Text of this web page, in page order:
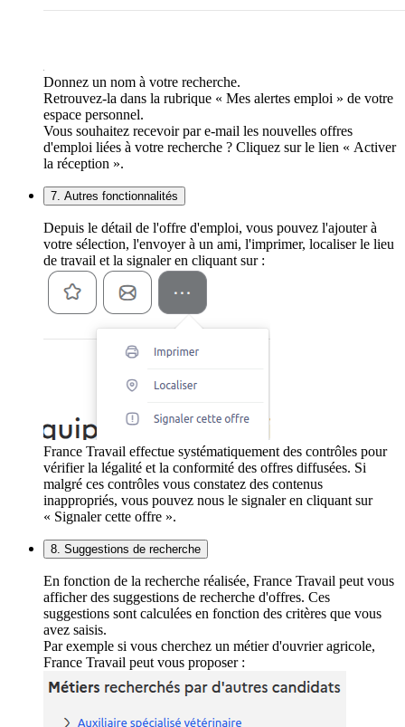
Donnez un nom à votre recherche.
Retrouvez-la dans la rubrique « Mes alertes emploi » de votre
espace personnel.
Vous souhaitez recevoir par e-mail les nouvelles offres
d'emploi liées à votre recherche ? Cliquez sur le lien « Activer
la réception ».
7. Autres fonctionnalités
Depuis le détail de l'offre d'emploi, vous pouvez l'ajouter à
votre sélection, l'envoyer à un ami, l'imprimer, localiser le lieu
de travail et la signaler en cliquant sur :
France Travail effectue systématiquement des contrôles pour
vérifier la légalité et la conformité des offres diffusées. Si
malgré ces contrôles vous constatez des contenus
inappropriés, vous pouvez nous le signaler en cliquant sur
« Signaler cette offre ».
8. Suggestions de recherche
En fonction de la recherche réalisée, France Travail peut vous
afficher des suggestions de recherche d'offres. Ces
suggestions sont calculées en fonction des critères que vous
avez saisis.
Par exemple si vous cherchez un métier d'ouvrier agricole,
France Travail peut vous proposer :